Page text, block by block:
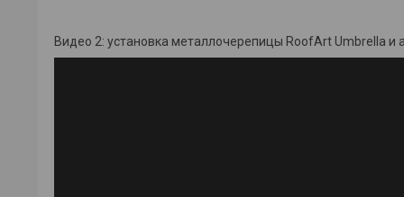
Видео 2: установка металлочерепицы RoofArt Umbrella и